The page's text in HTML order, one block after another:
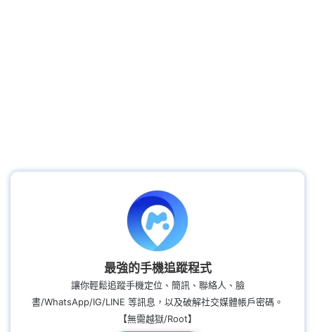
最強的手機追蹤程式
讓你輕鬆追蹤手機定位、簡訊、聯絡人、臉
書/WhatsApp/IG/LINE 等訊息，以及破解社交媒體帳戶密碼。
【無需越獄/Root】